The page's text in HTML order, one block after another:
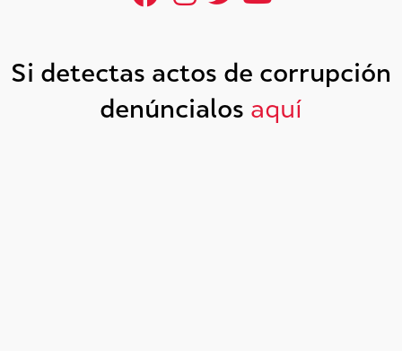
Si detectas actos de corrupción
denúncialos aquí